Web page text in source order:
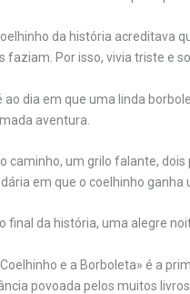
da história acreditava
faziam. Por isso, vivia triste e
ao dia em que uma linda
aventura.
caminho, um grilo falante,
em que o coelhinho ganha
final da história, uma alegre
Coelhinho e a Borboleta» é a
povoada pelos muitos